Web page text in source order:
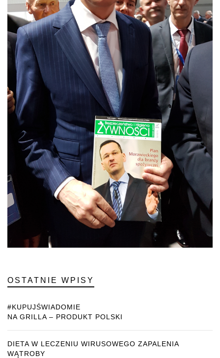
OSTATNIE WPISY
#KUPUJŚWIADOMIE
NA GRILLA – PRODUKT POLSKI
DIETA W LECZENIU WIRUSOWEGO ZAPALENIA
WĄTROBY